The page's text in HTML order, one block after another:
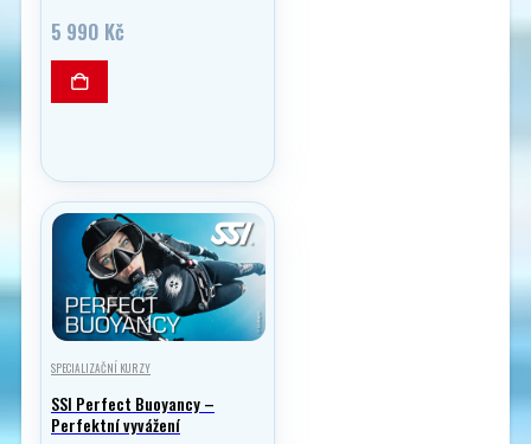
5 990 Kč
SPECIALIZAČNÍ KURZY
SSI Perfect Buoyancy –
Perfektní vyvážení